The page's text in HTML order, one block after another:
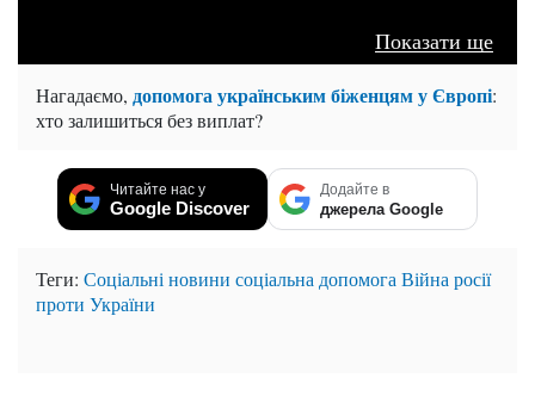
Показати ще
Нагадаємо, допомога українським біженцям у Європі:
хто залишиться без виплат?
Читайте нас у
Google Discover
Додайте в
джерела Google
Теги: Соціальні новини соціальна допомога Війна росії
проти України